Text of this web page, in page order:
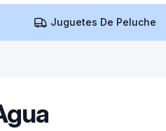
Juguetes De Peluche